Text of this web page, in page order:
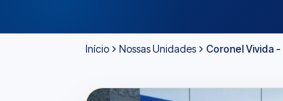
Início Nossas Unidades Coronel Vivida -